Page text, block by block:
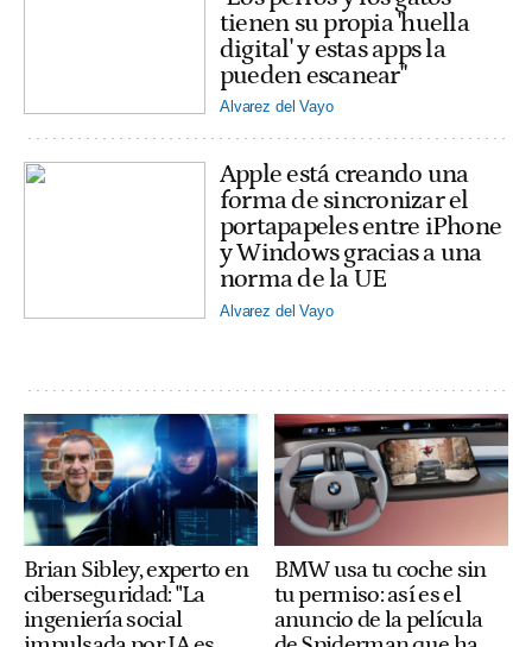
tienen su propia 'huella
digital' y estas apps la
pueden escanear"
Alvarez del Vayo
Apple está creando una
forma de sincronizar el
portapapeles entre iPhone
y Windows gracias a una
norma de la UE
Alvarez del Vayo
Brian Sibley, experto en
ciberseguridad: "La
ingeniería social
BMW usa tu coche sin
tu permiso: así es el
anuncio de la película